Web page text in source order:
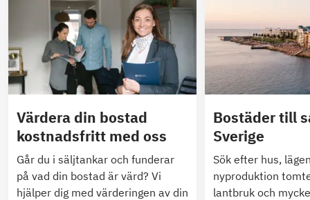
Värdera din bostad
kostnadsfritt med oss
Går du i säljtankar och funderar
på vad din bostad är värd? Vi
hjälper dig med värderingen av din
Bostäder till
Sverige
Sök efter hus,
nyproduktion
lantbruk och